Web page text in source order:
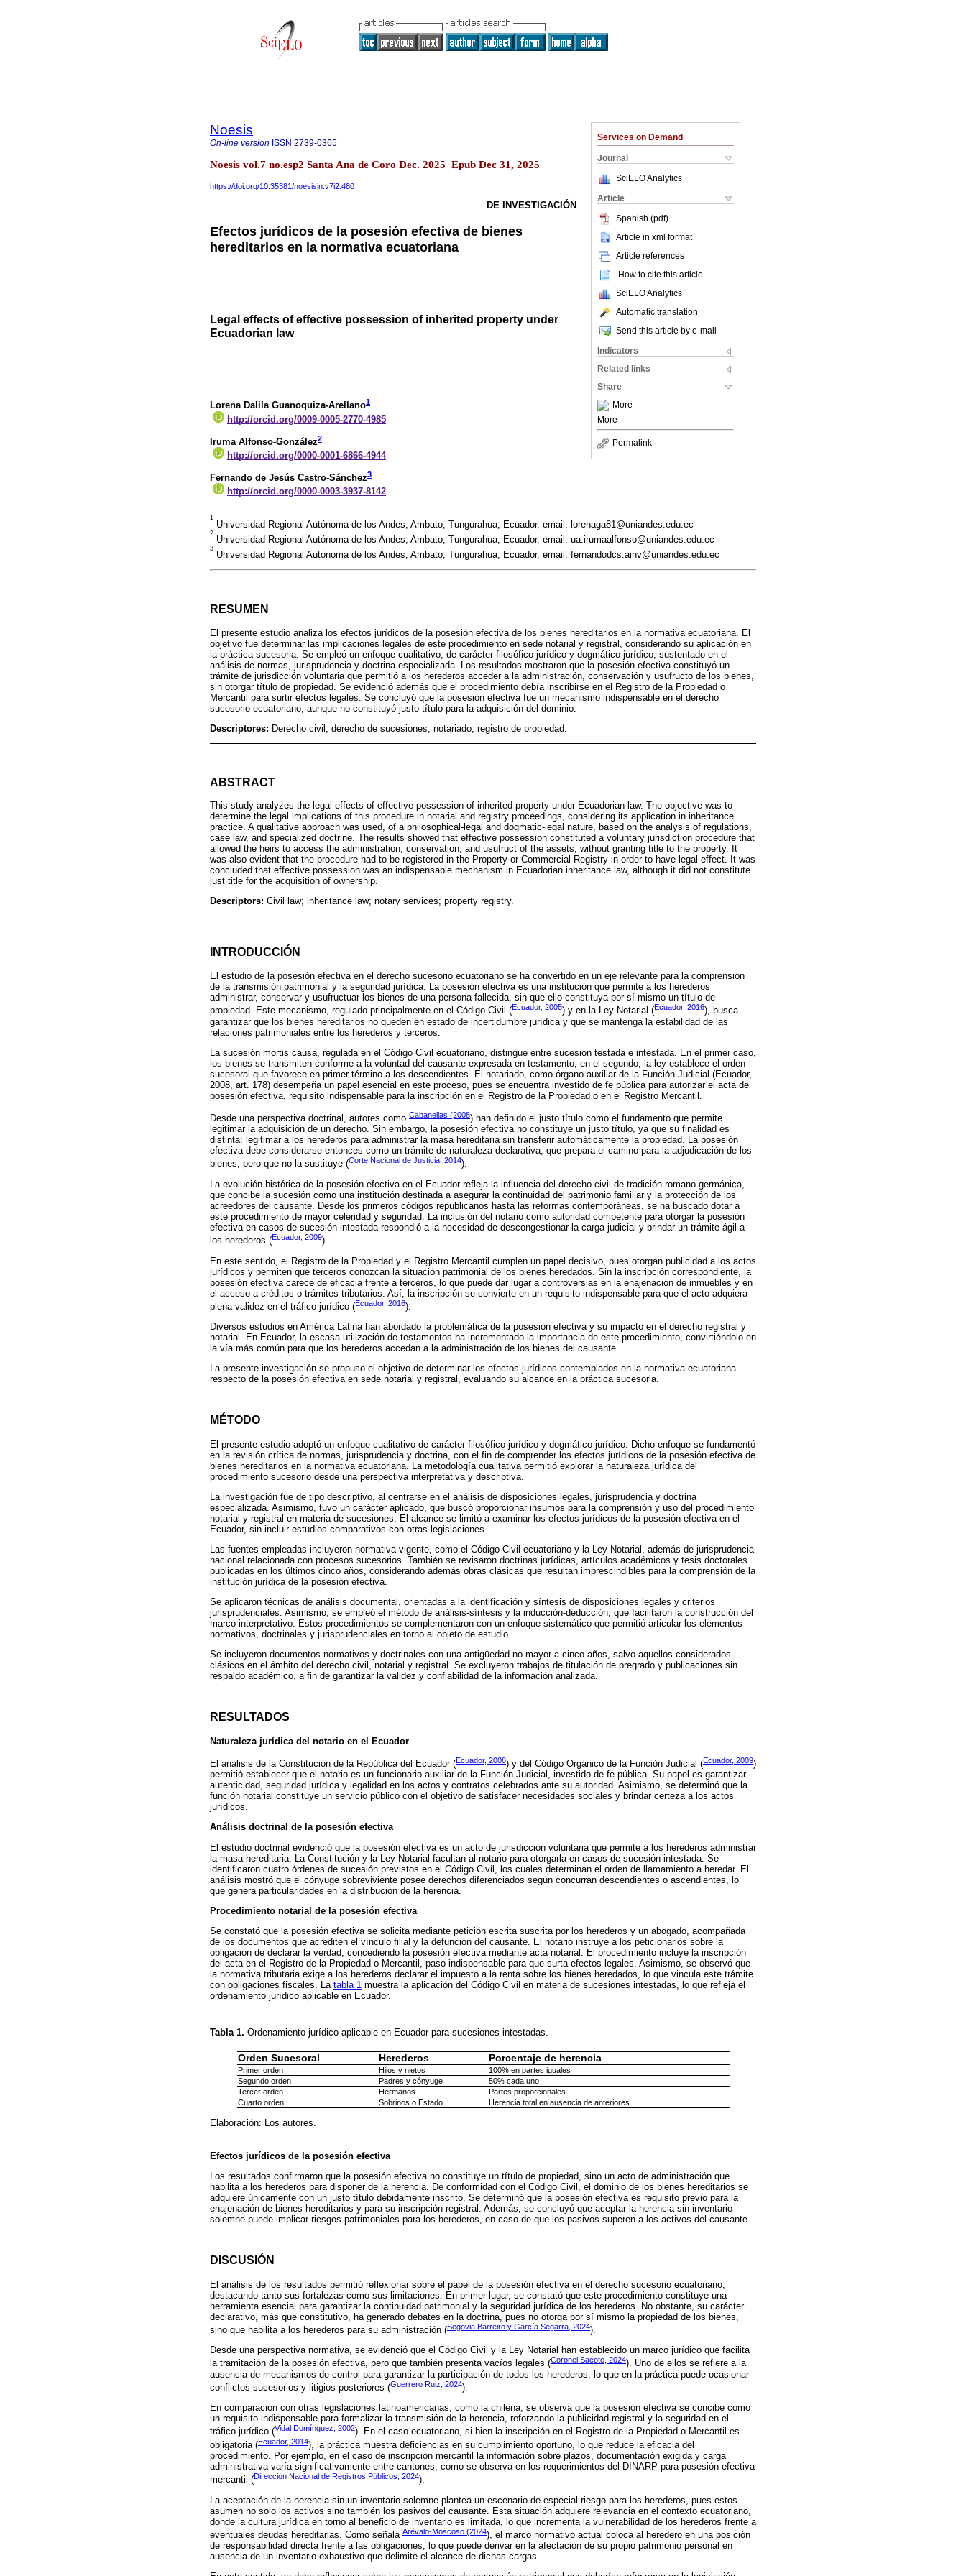
Services on Demand
Journal
SciELO Analytics
Article
Spanish (pdf)
Article in xml format
Article references
How to cite this article
SciELO Analytics
Automatic translation
Send this article by e-mail
Indicators
Related links
Share
More
More
Permalink
Noesis
On-line version ISSN 2739-0365
Noesis vol.7 no.esp2 Santa Ana de Coro Dec. 2025 Epub Dec 31, 2025
https://doi.org/10.35381/noesisin.v7i2.480
DE INVESTIGACIÓN
Efectos jurídicos de la posesión efectiva de bienes
hereditarios en la normativa ecuatoriana
Legal effects of effective possession of inherited property under
Ecuadorian law
Lorena Dalila Guanoquiza-Arellano1
http://orcid.org/0009-0005-2770-4985
Iruma Alfonso-González2
http://orcid.org/0000-0001-6866-4944
Fernando de Jesús Castro-Sánchez3
http://orcid.org/0000-0003-3937-8142
1
Universidad Regional Autónoma de los Andes, Ambato, Tungurahua, Ecuador, email: lorenaga81@uniandes.edu.ec
2
Universidad Regional Autónoma de los Andes, Ambato, Tungurahua, Ecuador, email: ua.irumaalfonso@uniandes.edu.ec
3
Universidad Regional Autónoma de los Andes, Ambato, Tungurahua, Ecuador, email: fernandodcs.ainv@uniandes.edu.ec
RESUMEN
El presente estudio analiza los efectos jurídicos de la posesión efectiva de los bienes hereditarios en la normativa ecuatoriana. El
objetivo fue determinar las implicaciones legales de este procedimiento en sede notarial y registral, considerando su aplicación en
la práctica sucesoria. Se empleó un enfoque cualitativo, de carácter filosófico-jurídico y dogmático-jurídico, sustentado en el
análisis de normas, jurisprudencia y doctrina especializada. Los resultados mostraron que la posesión efectiva constituyó un
trámite de jurisdicción voluntaria que permitió a los herederos acceder a la administración, conservación y usufructo de los bienes,
sin otorgar título de propiedad. Se evidenció además que el procedimiento debía inscribirse en el Registro de la Propiedad o
Mercantil para surtir efectos legales. Se concluyó que la posesión efectiva fue un mecanismo indispensable en el derecho
sucesorio ecuatoriano, aunque no constituyó justo título para la adquisición del dominio.
Descriptores: Derecho civil; derecho de sucesiones; notariado; registro de propiedad.
ABSTRACT
This study analyzes the legal effects of effective possession of inherited property under Ecuadorian law. The objective was to
determine the legal implications of this procedure in notarial and registry proceedings, considering its application in inheritance
practice. A qualitative approach was used, of a philosophical-legal and dogmatic-legal nature, based on the analysis of regulations,
case law, and specialized doctrine. The results showed that effective possession constituted a voluntary jurisdiction procedure that
allowed the heirs to access the administration, conservation, and usufruct of the assets, without granting title to the property. It
was also evident that the procedure had to be registered in the Property or Commercial Registry in order to have legal effect. It was
concluded that effective possession was an indispensable mechanism in Ecuadorian inheritance law, although it did not constitute
just title for the acquisition of ownership.
Descriptors: Civil law; inheritance law; notary services; property registry.
INTRODUCCIÓN
El estudio de la posesión efectiva en el derecho sucesorio ecuatoriano se ha convertido en un eje relevante para la comprensión
de la transmisión patrimonial y la seguridad jurídica. La posesión efectiva es una institución que permite a los herederos
administrar, conservar y usufructuar los bienes de una persona fallecida, sin que ello constituya por sí mismo un título de
propiedad. Este mecanismo, regulado principalmente en el Código Civil (Ecuador, 2005) y en la Ley Notarial (Ecuador, 2016), busca
garantizar que los bienes hereditarios no queden en estado de incertidumbre jurídica y que se mantenga la estabilidad de las
relaciones patrimoniales entre los herederos y terceros.
La sucesión mortis causa, regulada en el Código Civil ecuatoriano, distingue entre sucesión testada e intestada. En el primer caso,
los bienes se transmiten conforme a la voluntad del causante expresada en testamento; en el segundo, la ley establece el orden
sucesoral que favorece en primer término a los descendientes. El notariado, como órgano auxiliar de la Función Judicial (Ecuador,
2008, art. 178) desempeña un papel esencial en este proceso, pues se encuentra investido de fe pública para autorizar el acta de
posesión efectiva, requisito indispensable para la inscripción en el Registro de la Propiedad o en el Registro Mercantil.
Desde una perspectiva doctrinal, autores como Cabanellas (2008) han definido el justo título como el fundamento que permite
legitimar la adquisición de un derecho. Sin embargo, la posesión efectiva no constituye un justo título, ya que su finalidad es
distinta: legitimar a los herederos para administrar la masa hereditaria sin transferir automáticamente la propiedad. La posesión
efectiva debe considerarse entonces como un trámite de naturaleza declarativa, que prepara el camino para la adjudicación de los
bienes, pero que no la sustituye (Corte Nacional de Justicia, 2014).
La evolución histórica de la posesión efectiva en el Ecuador refleja la influencia del derecho civil de tradición romano-germánica,
que concibe la sucesión como una institución destinada a asegurar la continuidad del patrimonio familiar y la protección de los
acreedores del causante. Desde los primeros códigos republicanos hasta las reformas contemporáneas, se ha buscado dotar a
este procedimiento de mayor celeridad y seguridad. La inclusión del notario como autoridad competente para otorgar la posesión
efectiva en casos de sucesión intestada respondió a la necesidad de descongestionar la carga judicial y brindar un trámite ágil a
los herederos (Ecuador, 2009).
En este sentido, el Registro de la Propiedad y el Registro Mercantil cumplen un papel decisivo, pues otorgan publicidad a los actos
jurídicos y permiten que terceros conozcan la situación patrimonial de los bienes heredados. Sin la inscripción correspondiente, la
posesión efectiva carece de eficacia frente a terceros, lo que puede dar lugar a controversias en la enajenación de inmuebles y en
el acceso a créditos o trámites tributarios. Así, la inscripción se convierte en un requisito indispensable para que el acto adquiera
plena validez en el tráfico jurídico (Ecuador, 2016).
Diversos estudios en América Latina han abordado la problemática de la posesión efectiva y su impacto en el derecho registral y
notarial. En Ecuador, la escasa utilización de testamentos ha incrementado la importancia de este procedimiento, convirtiéndolo en
la vía más común para que los herederos accedan a la administración de los bienes del causante.
La presente investigación se propuso el objetivo de determinar los efectos jurídicos contemplados en la normativa ecuatoriana
respecto de la posesión efectiva en sede notarial y registral, evaluando su alcance en la práctica sucesoria.
MÉTODO
El presente estudio adoptó un enfoque cualitativo de carácter filosófico-jurídico y dogmático-jurídico. Dicho enfoque se fundamentó
en la revisión crítica de normas, jurisprudencia y doctrina, con el fin de comprender los efectos jurídicos de la posesión efectiva de
bienes hereditarios en la normativa ecuatoriana. La metodología cualitativa permitió explorar la naturaleza jurídica del
procedimiento sucesorio desde una perspectiva interpretativa y descriptiva.
La investigación fue de tipo descriptivo, al centrarse en el análisis de disposiciones legales, jurisprudencia y doctrina
especializada. Asimismo, tuvo un carácter aplicado, que buscó proporcionar insumos para la comprensión y uso del procedimiento
notarial y registral en materia de sucesiones. El alcance se limitó a examinar los efectos jurídicos de la posesión efectiva en el
Ecuador, sin incluir estudios comparativos con otras legislaciones.
Las fuentes empleadas incluyeron normativa vigente, como el Código Civil ecuatoriano y la Ley Notarial, además de jurisprudencia
nacional relacionada con procesos sucesorios. También se revisaron doctrinas jurídicas, artículos académicos y tesis doctorales
publicadas en los últimos cinco años, considerando además obras clásicas que resultan imprescindibles para la comprensión de la
institución jurídica de la posesión efectiva.
Se aplicaron técnicas de análisis documental, orientadas a la identificación y síntesis de disposiciones legales y criterios
jurisprudenciales. Asimismo, se empleó el método de análisis-síntesis y la inducción-deducción, que facilitaron la construcción del
marco interpretativo. Estos procedimientos se complementaron con un enfoque sistemático que permitió articular los elementos
normativos, doctrinales y jurisprudenciales en torno al objeto de estudio.
Se incluyeron documentos normativos y doctrinales con una antigüedad no mayor a cinco años, salvo aquellos considerados
clásicos en el ámbito del derecho civil, notarial y registral. Se excluyeron trabajos de titulación de pregrado y publicaciones sin
respaldo académico, a fin de garantizar la validez y confiabilidad de la información analizada.
RESULTADOS
Naturaleza jurídica del notario en el Ecuador
El análisis de la Constitución de la República del Ecuador (Ecuador, 2008) y del Código Orgánico de la Función Judicial (Ecuador, 2009)
permitió establecer que el notario es un funcionario auxiliar de la Función Judicial, investido de fe pública. Su papel es garantizar
autenticidad, seguridad jurídica y legalidad en los actos y contratos celebrados ante su autoridad. Asimismo, se determinó que la
función notarial constituye un servicio público con el objetivo de satisfacer necesidades sociales y brindar certeza a los actos
jurídicos.
Análisis doctrinal de la posesión efectiva
El estudio doctrinal evidenció que la posesión efectiva es un acto de jurisdicción voluntaria que permite a los herederos administrar
la masa hereditaria. La Constitución y la Ley Notarial facultan al notario para otorgarla en casos de sucesión intestada. Se
identificaron cuatro órdenes de sucesión previstos en el Código Civil, los cuales determinan el orden de llamamiento a heredar. El
análisis mostró que el cónyuge sobreviviente posee derechos diferenciados según concurran descendientes o ascendientes, lo
que genera particularidades en la distribución de la herencia.
Procedimiento notarial de la posesión efectiva
Se constató que la posesión efectiva se solicita mediante petición escrita suscrita por los herederos y un abogado, acompañada
de los documentos que acrediten el vínculo filial y la defunción del causante. El notario instruye a los peticionarios sobre la
obligación de declarar la verdad, concediendo la posesión efectiva mediante acta notarial. El procedimiento incluye la inscripción
del acta en el Registro de la Propiedad o Mercantil, paso indispensable para que surta efectos legales. Asimismo, se observó que
la normativa tributaria exige a los herederos declarar el impuesto a la renta sobre los bienes heredados, lo que vincula este trámite
con obligaciones fiscales. La tabla 1 muestra la aplicación del Código Civil en materia de sucesiones intestadas, lo que refleja el
ordenamiento jurídico aplicable en Ecuador.
Tabla 1. Ordenamiento jurídico aplicable en Ecuador para sucesiones intestadas.
Orden Sucesoral Herederos Porcentaje de herencia
Primer orden Hijos y nietos
100% en partes iguales
Segundo orden
Padres y cónyuge
50% cada uno
Tercer orden
Hermanos
Partes proporcionales
Cuarto orden
Sobrinos o Estado Herencia total en ausencia de anteriores
Elaboración: Los autores.
Efectos jurídicos de la posesión efectiva
Los resultados confirmaron que la posesión efectiva no constituye un título de propiedad, sino un acto de administración que
habilita a los herederos para disponer de la herencia. De conformidad con el Código Civil, el dominio de los bienes hereditarios se
adquiere únicamente con un justo título debidamente inscrito. Se determinó que la posesión efectiva es requisito previo para la
enajenación de bienes hereditarios y para su inscripción registral. Además, se concluyó que aceptar la herencia sin inventario
solemne puede implicar riesgos patrimoniales para los herederos, en caso de que los pasivos superen a los activos del causante.
DISCUSIÓN
El análisis de los resultados permitió reflexionar sobre el papel de la posesión efectiva en el derecho sucesorio ecuatoriano,
destacando tanto sus fortalezas como sus limitaciones. En primer lugar, se constató que este procedimiento constituye una
herramienta esencial para garantizar la continuidad patrimonial y la seguridad jurídica de los herederos. No obstante, su carácter
declarativo, más que constitutivo, ha generado debates en la doctrina, pues no otorga por sí mismo la propiedad de los bienes,
sino que habilita a los herederos para su administración (Segovia Barreiro y García Segarra, 2024).
Desde una perspectiva normativa, se evidenció que el Código Civil y la Ley Notarial han establecido un marco jurídico que facilita
la tramitación de la posesión efectiva, pero que también presenta vacíos legales (Coronel Sacoto, 2024). Uno de ellos se refiere a la
ausencia de mecanismos de control para garantizar la participación de todos los herederos, lo que en la práctica puede ocasionar
conflictos sucesorios y litigios posteriores (Guerrero Ruiz, 2024).
En comparación con otras legislaciones latinoamericanas, como la chilena, se observa que la posesión efectiva se concibe como
un requisito indispensable para formalizar la transmisión de la herencia, reforzando la publicidad registral y la seguridad en el
tráfico jurídico (Vidal Domínguez, 2002). En el caso ecuatoriano, si bien la inscripción en el Registro de la Propiedad o Mercantil es
obligatoria (Ecuador, 2014), la práctica muestra deficiencias en su cumplimiento oportuno, lo que reduce la eficacia del
procedimiento. Por ejemplo, en el caso de inscripción mercantil la información sobre plazos, documentación exigida y carga
administrativa varía significativamente entre cantones, como se observa en los requerimientos del DINARP para posesión efectiva
mercantil (Dirección Nacional de Registros Públicos, 2024).
La aceptación de la herencia sin un inventario solemne plantea un escenario de especial riesgo para los herederos, pues estos
asumen no solo los activos sino también los pasivos del causante. Esta situación adquiere relevancia en el contexto ecuatoriano,
donde la cultura jurídica en torno al beneficio de inventario es limitada, lo que incrementa la vulnerabilidad de los herederos frente a
eventuales deudas hereditarias. Como señala Arévalo-Moscoso (2024), el marco normativo actual coloca al heredero en una posición
de responsabilidad directa frente a las obligaciones, lo que puede derivar en la afectación de su propio patrimonio personal en
ausencia de un inventario exhaustivo que delimite el alcance de dichas cargas.